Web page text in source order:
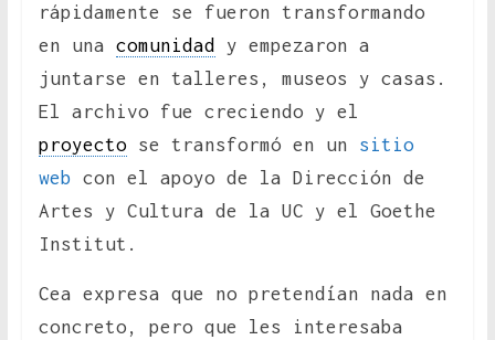
rápidamente se fueron transformando
en una comunidad
y empezaron a
juntarse en talleres, museos y casas.
El archivo fue creciendo y el
proyectose transformó en un sitio
web con el apoyo de la Dirección de
Artes y Cultura de la UC y el Goethe
Institut.
Cea expresa que no pretendían nada en
concreto, pero que les interesaba